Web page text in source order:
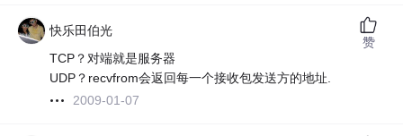
快乐田伯光
TCP？对端就是服务器
UDP？recvfrom会返回每一个接收包发送方的地址.
2009-01-07
赞